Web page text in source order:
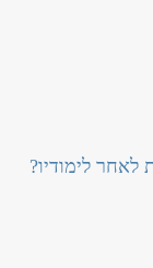
לימודיו?